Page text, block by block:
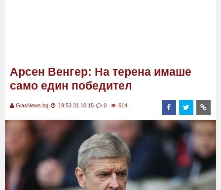
Арсен Венгер: На терена имаше
само един победител
GlasNews.bg 19:53 31.10.15 0 614